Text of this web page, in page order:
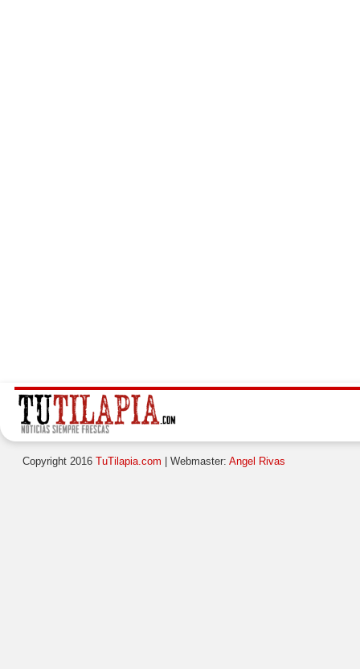
Copyright 2016 TuTilapia.com | Webmaster: Angel Rivas